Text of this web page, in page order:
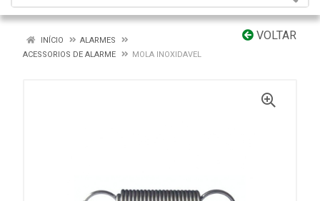
VOLTAR
INÍCIO
ALARMES
ACESSORIOS DE ALARME
MOLA INOXIDAVEL